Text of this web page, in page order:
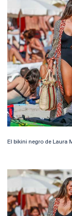
El bikini negro de Laura